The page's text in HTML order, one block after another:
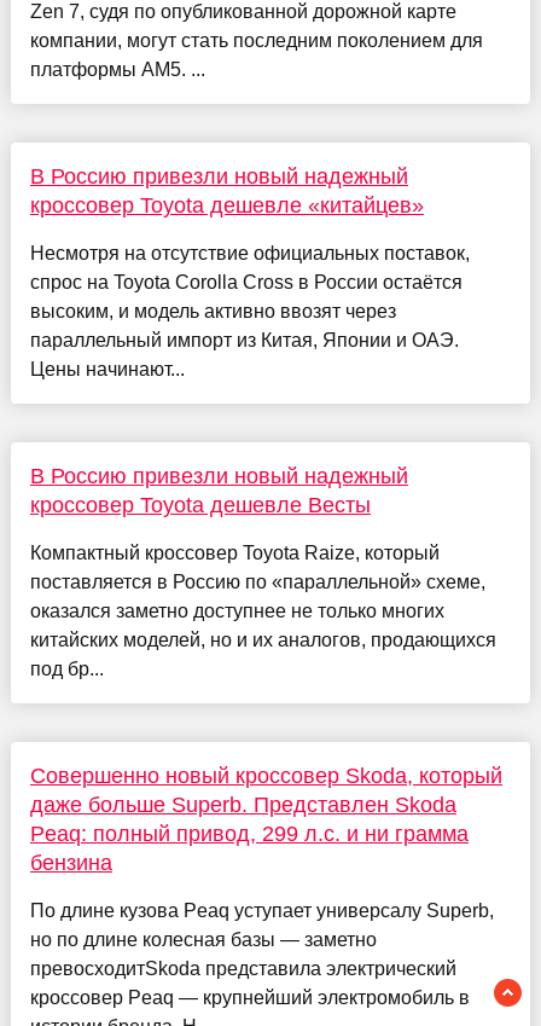
Zen 7, судя по опубликованной дорожной карте
компании, могут стать последним поколением для
платформы AM5. ...
В Россию привезли новый надежный
кроссовер Toyota дешевле «китайцев»
Несмотря на отсутствие официальных поставок,
спрос на Toyota Corolla Cross в России остаётся
высоким, и модель активно ввозят через
параллельный импорт из Китая, Японии и ОАЭ.
Цены начинают...
В Россию привезли новый надежный
кроссовер Toyota дешевле Весты
Компактный кроссовер Toyota Raize, который
поставляется в Россию по «параллельной» схеме,
оказался заметно доступнее не только многих
китайских моделей, но и их аналогов, продающихся
под бр...
Совершенно новый кроссовер Skoda, который
даже больше Superb. Представлен Skoda
Peaq: полный привод, 299 л.с. и ни грамма
бензина
По длине кузова Peaq уступает универсалу Superb,
но по длине колесная базы — заметно
превосходитSkoda представила электрический
кроссовер Peaq — крупнейший электромобиль в